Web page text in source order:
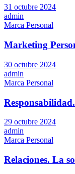
31 octubre 2024
admin
Marca Personal
Marketing
30 octubre 2024
admin
Marca Personal
29 octubre 2024
admin
Marca Personal
Relaciones. La